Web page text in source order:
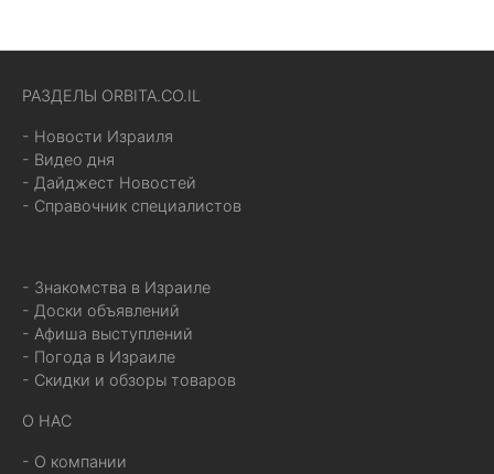
РАЗДЕЛЫ ORBITA.CO.IL
- Новости Израиля
- Видео дня
- Дайджест Новостей
- Справочник специалистов
- Знакомства в Израиле
- Доски объявлений
- Афиша выступлений
- Погода в Израиле
- Скидки и обзоры товаров
О НАС
- О компании